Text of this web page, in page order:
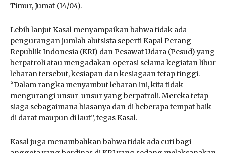
Timur, Jumat (14/04).
Lebih lanjut Kasal menyampaikan bahwa tidak ada
pengurangan jumlah alutsista seperti Kapal Perang
Republik Indonesia (KRI) dan Pesawat Udara (Pesud) yang
berpatroli atau mengadakan operasi selama kegiatan libur
lebaran tersebut, kesiapan dan kesiagaan tetap tinggi.
“Dalam rangka menyambut lebaran ini, kita tidak
mengurangi unsur-unsur yang berpatroli. Mereka tetap
siaga sebagaimana biasanya dan di beberapa tempat baik
di darat maupun di laut”, tegas Kasal.
Kasal juga menambahkan bahwa tidak ada cuti bagi